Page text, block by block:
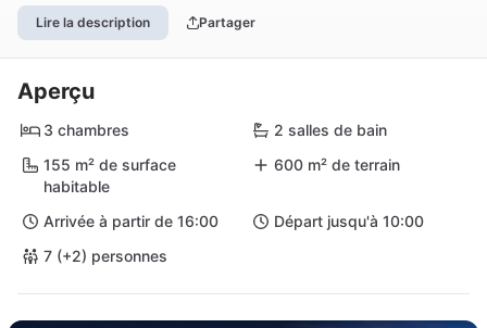
Lire la description Partager
Aperçu
3 chambres
2 salles de bain
155 m² de surface
habitable
600 m² de terrain
Arrivée à partir de 16:00
Départ jusqu'à 10:00
7 (+2) personnes